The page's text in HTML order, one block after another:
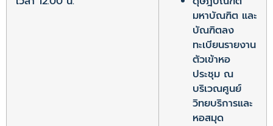
มหาบัณฑิต และ
บัณฑิตลง
ทะเบียนรายงาน
ตัวเข้าหอ
ประชุม ณ
บริเวณศูนย์
วิทยบริการและ
หอสมุด